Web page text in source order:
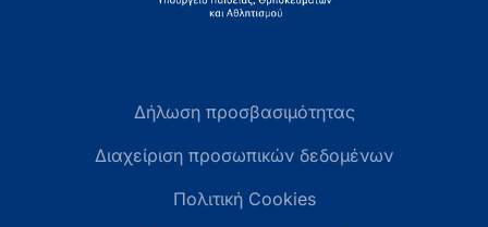
Δήλωση προσβασιμότητας
Διαχείριση προσωπικών δεδομένων
Πολιτική Cookies